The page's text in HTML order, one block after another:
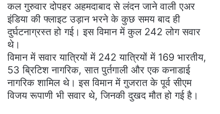
कल गुरुवार दोपहर अहमदाबाद से लंदन जाने वाली एअर
इंडिया की फ्लाइट उड़ान भरने के कुछ समय बाद ही
दुर्घटनाग्रस्त हो गई। इस विमान में कुल 242 लोग सवार
थे।
विमान में सवार यात्रियों में 242 यात्रियों में 169 भारतीय,
53 ब्रिटिश नागरिक, सात पुर्तगाली और एक कनाडाई
नागरिक शामिल थे। इस विमान में गुजरात के पूर्व सीएम
विजय रूपाणी भी सवार थे, जिनकी दुखद मौत हो गई है।